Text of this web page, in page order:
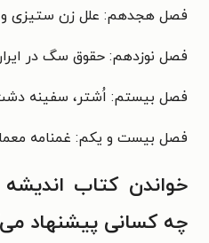
فصل هجدهم: علل زن ستیزی و
فصل نوزدهم: حقوق سگ در
فصل بیستم: اُشتر، سفینه
فصل بیست و یکم: غمنامه
خواندن کتاب اندیشه
چه کسانی پیشنهاد